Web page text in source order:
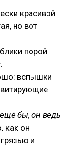
красивой
но вот
порой
вспышки
ещё бы, он ведь
как он
и